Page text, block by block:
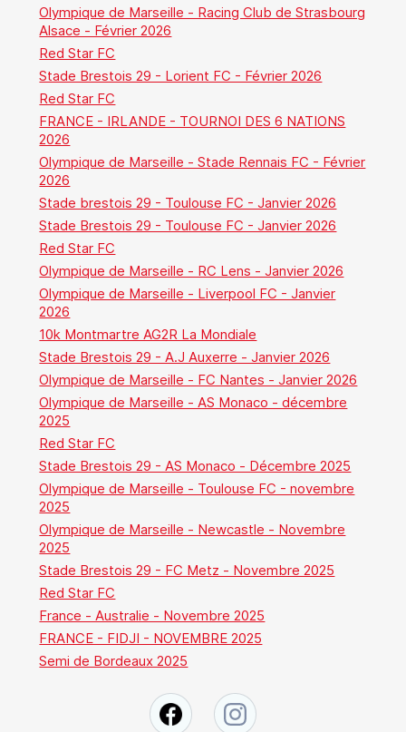
Olympique de Marseille - Racing Club de Strasbourg
Alsace - Février 2026
Red Star FC
Stade Brestois 29 - Lorient FC - Février 2026
Red Star FC
FRANCE - IRLANDE - TOURNOI DES 6 NATIONS
2026
Olympique de Marseille - Stade Rennais FC - Février
2026
Stade brestois 29 - Toulouse FC - Janvier 2026
Stade Brestois 29 - Toulouse FC - Janvier 2026
Red Star FC
Olympique de Marseille - RC Lens - Janvier 2026
Olympique de Marseille - Liverpool FC - Janvier
2026
10k Montmartre AG2R La Mondiale
Stade Brestois 29 - A.J Auxerre - Janvier 2026
Olympique de Marseille - FC Nantes - Janvier 2026
Olympique de Marseille - AS Monaco - décembre
2025
Red Star FC
Stade Brestois 29 - AS Monaco - Décembre 2025
Olympique de Marseille - Toulouse FC - novembre
2025
Olympique de Marseille - Newcastle - Novembre
2025
Stade Brestois 29 - FC Metz - Novembre 2025
Red Star FC
France - Australie - Novembre 2025
FRANCE - FIDJI - NOVEMBRE 2025
Semi de Bordeaux 2025